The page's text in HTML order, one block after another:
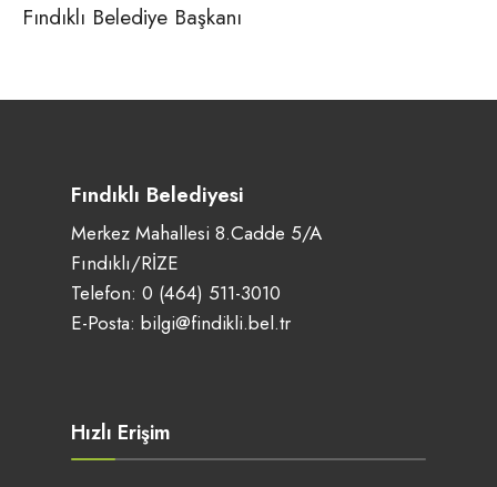
Fındıklı Belediye Başkanı
Fındıklı Belediyesi
Merkez Mahallesi 8.Cadde 5/A
Fındıklı/RİZE
Telefon: 0 (464) 511-3010
E-Posta: bilgi@findikli.bel.tr
Hızlı Erişim